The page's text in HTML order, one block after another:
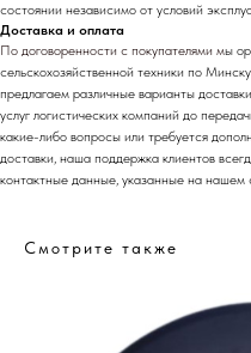
состоянии независимо от условий
Доставка и оплата
По договоренности с покупателями мы
сельскохозяйственной техники по
предлагаем различные варианты
услуг логистических компаний до
какие-либо вопросы или требуется
доставки, наша поддержка клиентов
контактные данные, указанные на нашем
Смотрите также